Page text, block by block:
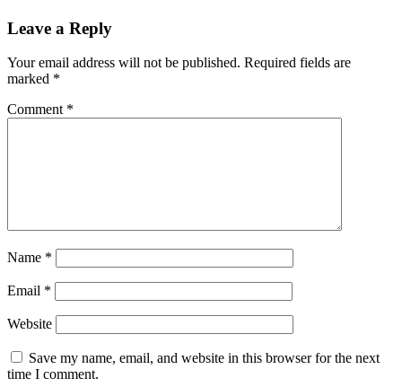
Leave a Reply
Your email address will not be published. Required fields are
marked *
Comment *
Name *
Email *
Website
Save my name, email, and website in this browser for the next
time I comment.